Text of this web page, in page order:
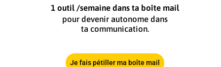
1 outil /semaine dans ta boîte mail
pour devenir autonome dans
ta communication.
Je fais pétiller ma boîte mail